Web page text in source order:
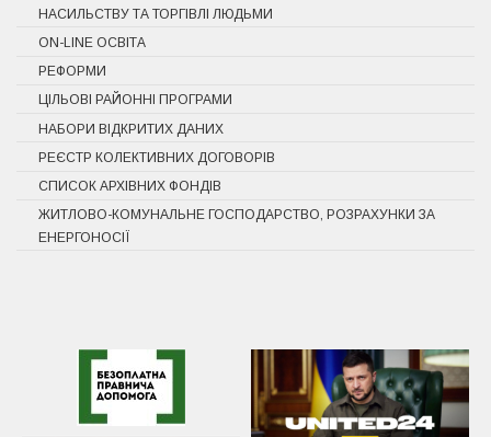
НАСИЛЬСТВУ ТА ТОРГІВЛІ ЛЮДЬМИ
ON-LINE ОСВІТА
РЕФОРМИ
ЦІЛЬОВІ РАЙОННІ ПРОГРАМИ
НАБОРИ ВІДКРИТИХ ДАНИХ
РЕЄСТР КОЛЕКТИВНИХ ДОГОВОРІВ
СПИСОК АРХІВНИХ ФОНДІВ
ЖИТЛОВО-КОМУНАЛЬНЕ ГОСПОДАРСТВО, РОЗРАХУНКИ ЗА
ЕНЕРГОНОСІЇ